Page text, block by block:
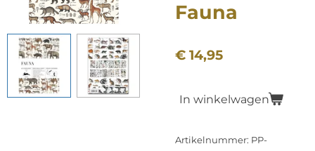
Fauna
€ 14,95
In winkelwagen
Artikelnummer: PP-